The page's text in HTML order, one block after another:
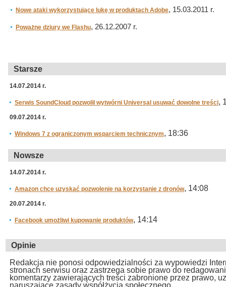
Nowe ataki wykorzystujące lukę w produktach Adobe, 15.03.2011 r.
Poważne dziury we Flashu, 26.12.2007 r.
Starsze
14.07.2014 r.
Serwis SoundCloud pozwolił wytwórni Universal usuwać dowolne treści,
09.07.2014 r.
Windows 7 z ograniczonym wsparciem technicznym, 18:36
Nowsze
14.07.2014 r.
Amazon chce uzyskać pozwolenie na korzystanie z dronów, 14:08
20.07.2014 r.
Facebook umożliwi kupowanie produktów, 14:14
Opinie
Redakcja nie ponosi odpowiedzialności za wypowiedzi
stronach serwisu oraz zastrzega sobie prawo do
komentarzy zawierających treści zabronione przez prawo,
naruszające zasady współżycia społecznego.